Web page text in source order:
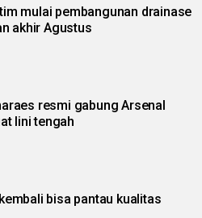
mulai pembangunan drainase
akhir Agustus
resmi gabung Arsenal
lini tengah
bisa pantau kualitas